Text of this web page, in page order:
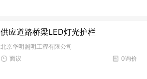
供应道路桥梁LED灯光护栏
北京华明照明工程有限公司
0询价
面议